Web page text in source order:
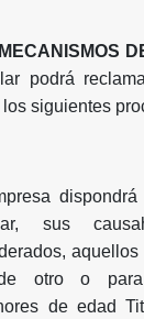
podrá
siguientes
sus
otro o
de edad